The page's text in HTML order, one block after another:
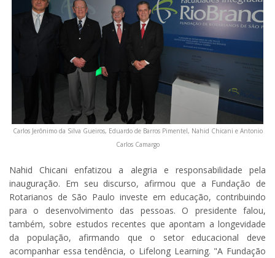
Carlos Jerônimo da Silva Gueiros, Eduardo de Barros Pimentel, Nahid Chicani e Antonio
Carlos Camargo
Nahid Chicani enfatizou a alegria e responsabilidade pela
inauguração. Em seu discurso, afirmou que a Fundação de
Rotarianos de São Paulo investe em educação, contribuindo
para o desenvolvimento das pessoas. O presidente falou,
também, sobre estudos recentes que apontam a longevidade
da população, afirmando que o setor educacional deve
acompanhar essa tendência, o Lifelong Learning. "A Fundação